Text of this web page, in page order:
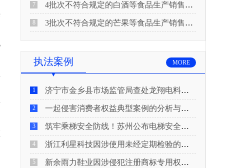
7 4批次不符合规定的白酒等食品生产销售企业被重庆市市场监督管理局通告！
8 3批次不符合规定的芒果等食品生产销售企业被长治市屯留区市场监督管理局公告！
执法案例 MORE
1 济宁市金乡县市场监管局查处龙翔电料批发部非法销售电线电缆案
2 一起侵害消费者权益典型案例的分析与启示
3 筑牢乘梯安全防线！苏州公布电梯安全领域典型案例
4 浙江利星科技因涉使用未经定期检验的压力管道被查
5 新余雨力鞋业因涉侵犯注册商标专用权被查